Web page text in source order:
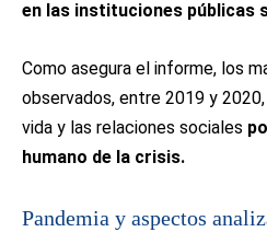
en las instituciones públicas
Como asegura el informe, los
observados, entre 2019 y
vida y las relaciones sociales
humano de la crisis.
Pandemia y aspectos